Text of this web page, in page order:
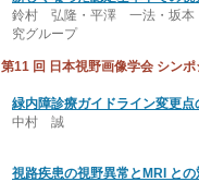
鈴村 弘隆・平澤 一法・坂本
究グループ
第11 回 日本視野画像学会 シンポ
緑内障診療ガイドライン変更点
中村 誠
視路疾患の視野異常とMRI との